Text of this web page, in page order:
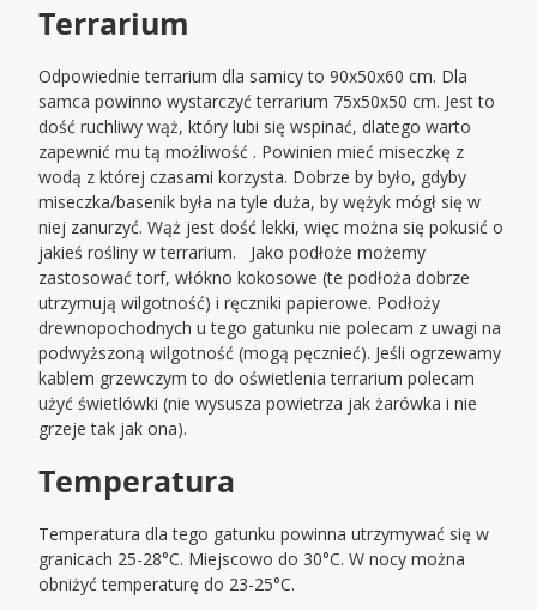
Terrarium
Odpowiednie terrarium dla samicy to 90x50x60 cm. Dla
samca powinno wystarczyć terrarium 75x50x50 cm. Jest to
dość ruchliwy wąż, który lubi się wspinać, dlatego warto
zapewnić mu tą możliwość . Powinien mieć miseczkę z
wodą z której czasami korzysta. Dobrze by było, gdyby
miseczka/basenik była na tyle duża, by wężyk mógł się w
niej zanurzyć. Wąż jest dość lekki, więc można się pokusić o
jakieś rośliny w terrarium. Jako podłoże możemy
zastosować torf, włókno kokosowe (te podłoża dobrze
utrzymują wilgotność) i ręczniki papierowe. Podłoży
drewnopochodnych u tego gatunku nie polecam z uwagi na
podwyższoną wilgotność (mogą pęcznieć). Jeśli ogrzewamy
kablem grzewczym to do oświetlenia terrarium polecam
użyć świetlówki (nie wysusza powietrza jak żarówka i nie
grzeje tak jak ona).
Temperatura
Temperatura dla tego gatunku powinna utrzymywać się w
granicach 25-28°C. Miejscowo do 30°C. W nocy można
obniżyć temperaturę do 23-25°C.